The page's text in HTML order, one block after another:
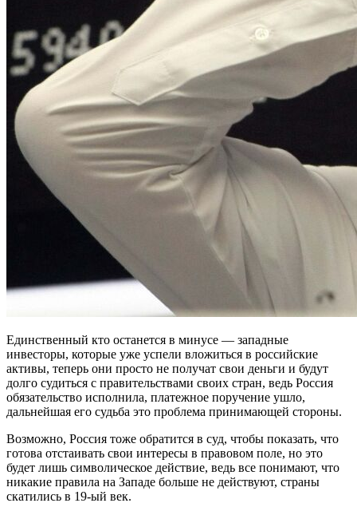
Единственный кто останется в минусе — западные
инвесторы, которые уже успели вложиться в российские
активы, теперь они просто не получат свои деньги и будут
долго судиться с правительствами своих стран, ведь Россия
обязательство исполнила, платежное поручение ушло,
дальнейшая его судьба это проблема принимающей стороны.
Возможно, Россия тоже обратится в суд, чтобы показать, что
готова отстаивать свои интересы в правовом поле, но это
будет лишь символическое действие, ведь все понимают, что
никакие правила на Западе больше не действуют, страны
скатились в 19-ый век.